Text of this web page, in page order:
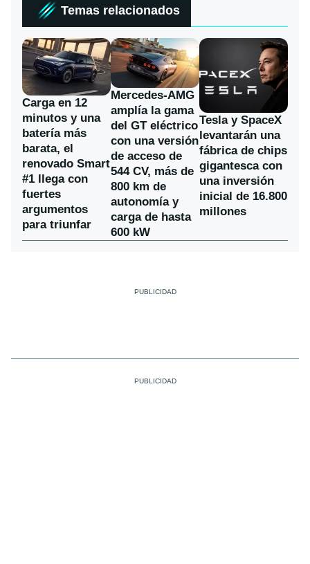
Temas relacionados
Carga en 12
minutos y una
batería más
barata, el
renovado Smart
#1 llega con
fuertes
argumentos
para triunfar
Mercedes-AMG
amplía la gama
del GT eléctrico
con una versión
de acceso de
544 CV, más de
800 km de
autonomía y
carga de hasta
600 kW
Tesla y SpaceX
levantarán una
fábrica de chips
gigantesca con
una inversión
inicial de 16.800
millones